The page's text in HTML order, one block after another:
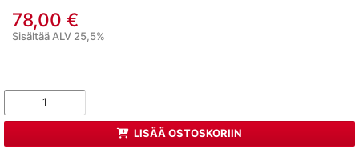
78,00 €
Sisältää ALV 25,5%
LISÄÄ OSTOSKORIIN